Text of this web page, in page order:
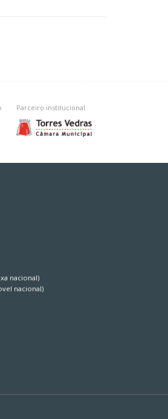
Parceiro institucional
nacional)
nacional)